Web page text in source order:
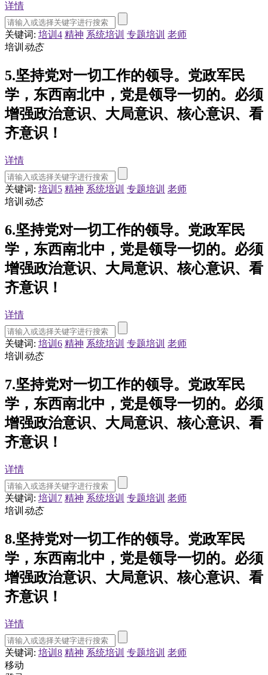
详情
关键词: 培训4 精神 系统培训 专题培训 老师
培训 动态
5.坚持党对一切工作的领导。党政军民
学，东西南北中，党是领导一切的。必须
增强政治意识、大局意识、核心意识、看
齐意识！
详情
关键词: 培训5 精神 系统培训 专题培训 老师
培训 动态
6.坚持党对一切工作的领导。党政军民
学，东西南北中，党是领导一切的。必须
增强政治意识、大局意识、核心意识、看
齐意识！
详情
关键词: 培训6 精神 系统培训 专题培训 老师
培训 动态
7.坚持党对一切工作的领导。党政军民
学，东西南北中，党是领导一切的。必须
增强政治意识、大局意识、核心意识、看
齐意识！
详情
关键词: 培训7 精神 系统培训 专题培训 老师
培训 动态
8.坚持党对一切工作的领导。党政军民
学，东西南北中，党是领导一切的。必须
增强政治意识、大局意识、核心意识、看
齐意识！
详情
关键词: 培训8 精神 系统培训 专题培训 老师
移动